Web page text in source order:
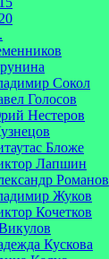
Сокол
Голосов
Нестеров
Бложе
Лапшин
Романов
Жуков
Кочетков
Кускова